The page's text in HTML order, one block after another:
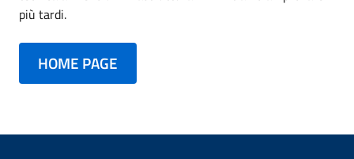
più tardi.
HOME PAGE